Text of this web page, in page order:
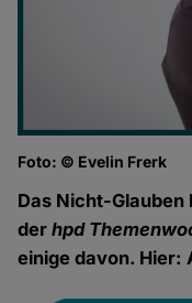
Foto: © Evelin Frerk
Das Nicht-Glauben
derhpd
einige davon. Hier: